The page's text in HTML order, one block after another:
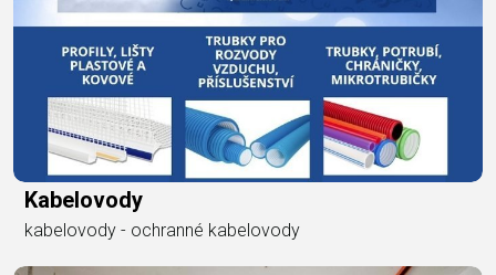
Kabelovody
kabelovody - ochranné kabelovody